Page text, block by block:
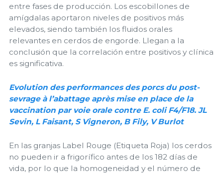
entre fases de producción. Los escobillones de
amígdalas aportaron niveles de positivos más
elevados, siendo también los fluidos orales
relevantes en cerdos de engorde. Llegan a la
conclusión que la correlación entre positivos y clínica
es significativa.
Evolution des performances des porcs du post-
sevrage à l’abattage après mise en place de la
vaccination par voie orale contre E. coli F4/F18. JL
Sevin, L Faisant, S Vigneron, B Fily, V Burlot
En las granjas Label Rouge (Etiqueta Roja) los cerdos
no pueden ir a frigorífico antes de los 182 días de
vida, por lo que la homogeneidad y el número de